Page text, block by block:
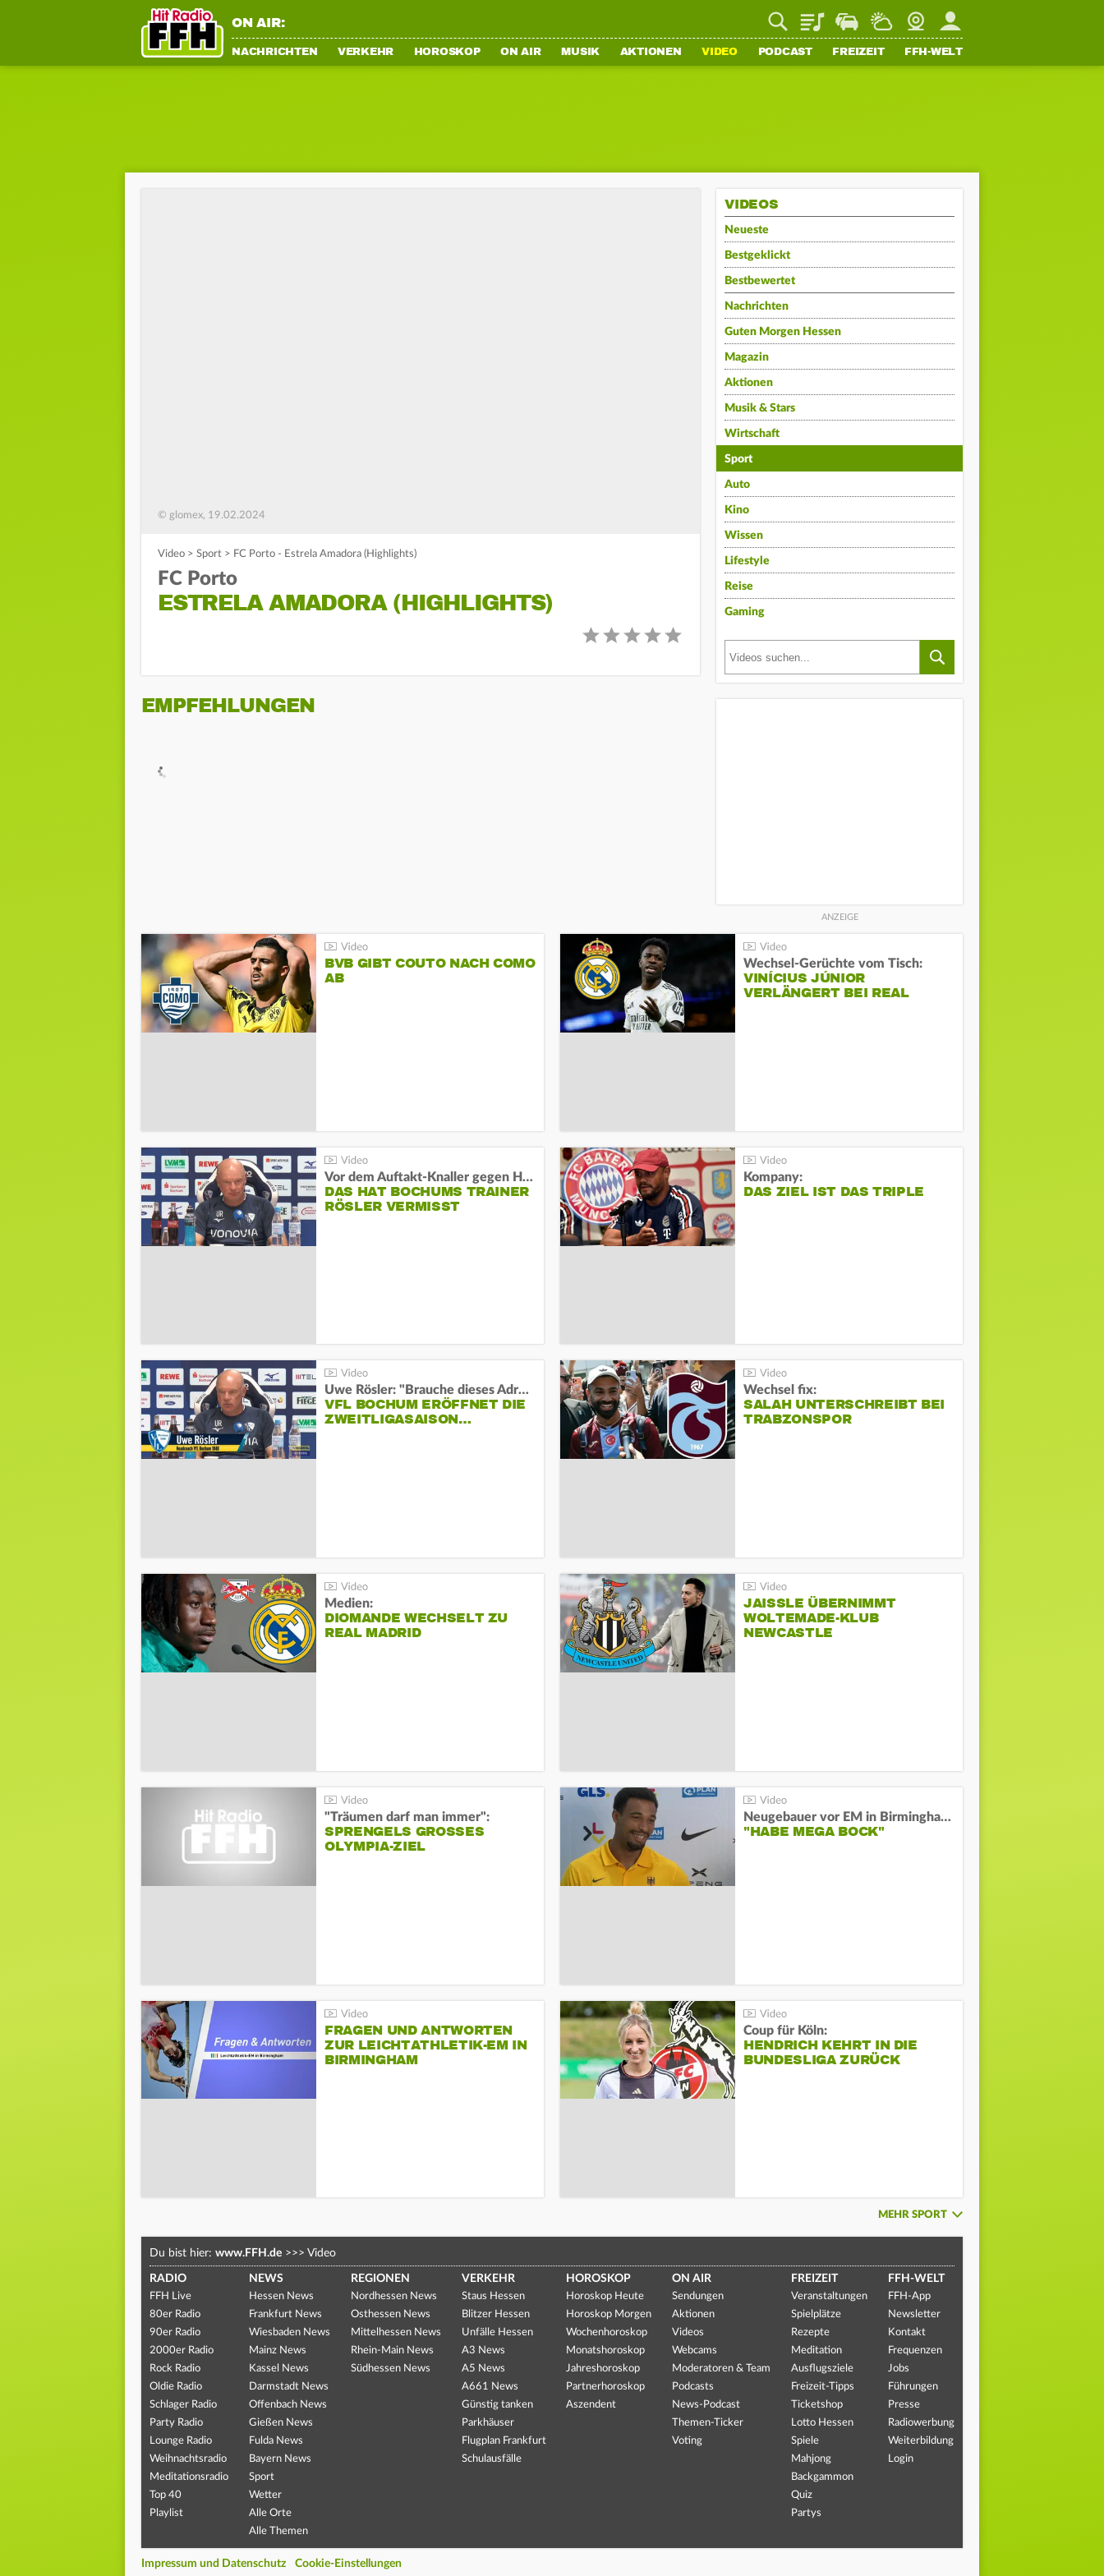
ON AIR: PlaylistStaupilotWetterWebcamMein FFH
NACHRICHTEN VERKEHR HOROSKOP ON AIR MUSIK AKTIONEN VIDEO PODCAST FREIZEIT FFH-WELT
© glomex, 19.02.2024
Video > Sport > FC Porto - Estrela Amadora (Highlights)
FC Porto
ESTRELA AMADORA (HIGHLIGHTS)
EMPFEHLUNGEN
VIDEOS
Neueste
Bestgeklickt
Bestbewertet
Nachrichten
Guten Morgen Hessen
Magazin
Aktionen
Musik & Stars
Wirtschaft
Sport
Auto
Kino
Wissen
Lifestyle
Reise
Gaming
BVB GIBT COUTO NACH COMO
AB
Wechsel-Gerüchte vom Tisch:
VINÍCIUS JÚNIOR
VERLÄNGERT BEI REAL
Vor dem Auftakt-Knaller gegen Hertha:
DAS HAT BOCHUMS TRAINER
RÖSLER VERMISST
Kompany:
DAS ZIEL IST DAS TRIPLE
Uwe Rösler: "Brauche dieses Adrenalin"
VFL BOCHUM ERÖFFNET DIE
ZWEITLIGASAISON…
Wechsel fix:
SALAH UNTERSCHREIBT BEI
TRABZONSPOR
Medien:
DIOMANDE WECHSELT ZU
REAL MADRID
JAISSLE ÜBERNIMMT
WOLTEMADE-KLUB
NEWCASTLE
"Träumen darf man immer":
SPRENGELS GROSSES O
LYMPIA-ZIEL
Neugebauer vor EM in Birmingham:
"HABE MEGA BOCK"
FRAGEN UND ANTWORTEN
ZUR LEICHTATHLETIK-EM IN
BIRMINGHAM
Coup für Köln:
HENDRICH KEHRT IN DIE
BUNDESLIGA ZURÜCK
MEHR SPORT
Du bist hier: www.FFH.de >>> Video
RADIO
FFH Live
80er Radio
90er Radio
2000er Radio
Rock Radio
Oldie Radio
Schlager Radio
Party Radio
Lounge Radio
Weihnachtsradio
Meditationsradio
Top 40
Playlist
NEWS
Hessen News
Frankfurt News
Wiesbaden News
Mainz News
Kassel News
Darmstadt News
Offenbach News
Gießen News
Fulda News
Bayern News
Sport
Wetter
Alle Orte
Alle Themen
REGIONEN
Nordhessen News
Osthessen News
Mittelhessen News
Rhein-Main News
Südhessen News
VERKEHR
Staus Hessen
Blitzer Hessen
Unfälle Hessen
A3 News
A5 News
A661 News
Günstig tanken
Parkhäuser
Flugplan Frankfurt
Schulausfälle
HOROSKOP
Horoskop Heute
Horoskop Morgen
Wochenhoroskop
Monatshoroskop
Jahreshoroskop
Partnerhoroskop
Aszendent
ON AIR
Sendungen
Aktionen
Videos
Webcams
Moderatoren & Team
Podcasts
News-Podcast
Themen-Ticker
Voting
FREIZEIT
Veranstaltungen
Spielplätze
Rezepte
Meditation
Ausflugsziele
Freizeit-Tipps
Ticketshop
Lotto Hessen
Spiele
Mahjong
Backgammon
Quiz
Partys
FFH-WELT
FFH-App
Newsletter
Kontakt
Frequenzen
Jobs
Führungen
Presse
Radiowerbung
Weiterbildung
Login
Impressum und Datenschutz Cookie-Einstellungen